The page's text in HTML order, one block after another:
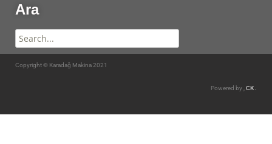
Ara
Copyright © Karadağ Makina 2021
Powered by , CK .